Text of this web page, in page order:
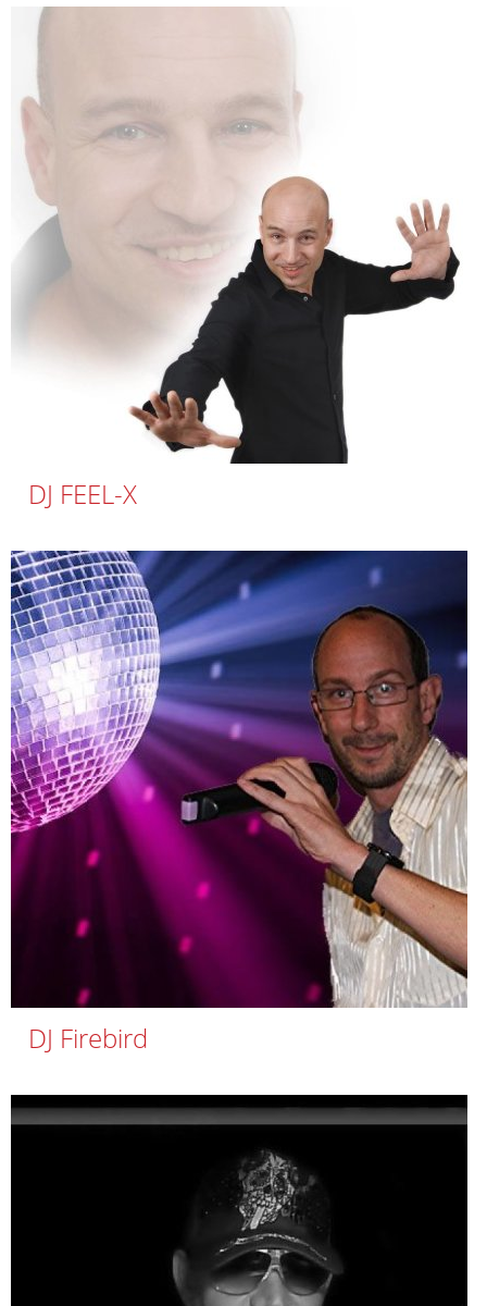
DJ FEEL-X
DJ Firebird